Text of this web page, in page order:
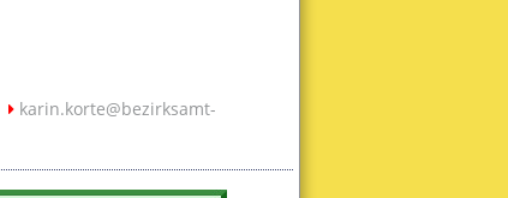
karin.korte@bezirksamt-